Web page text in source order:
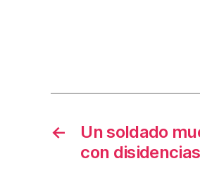
←
Un soldado
con